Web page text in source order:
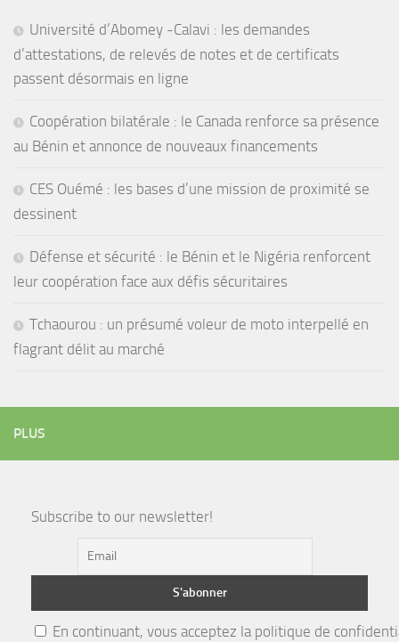
Université d’Abomey -Calavi : les demandes
d’attestations, de relevés de notes et de certificats
passent désormais en ligne
Coopération bilatérale : le Canada renforce sa présence
au Bénin et annonce de nouveaux financements
CES Ouémé : les bases d’une mission de proximité se
dessinent
Défense et sécurité : le Bénin et le Nigéria renforcent
leur coopération face aux défis sécuritaires
Tchaourou : un présumé voleur de moto interpellé en
flagrant délit au marché
PLUS
Subscribe to our newsletter!
En continuant, vous acceptez la politique de